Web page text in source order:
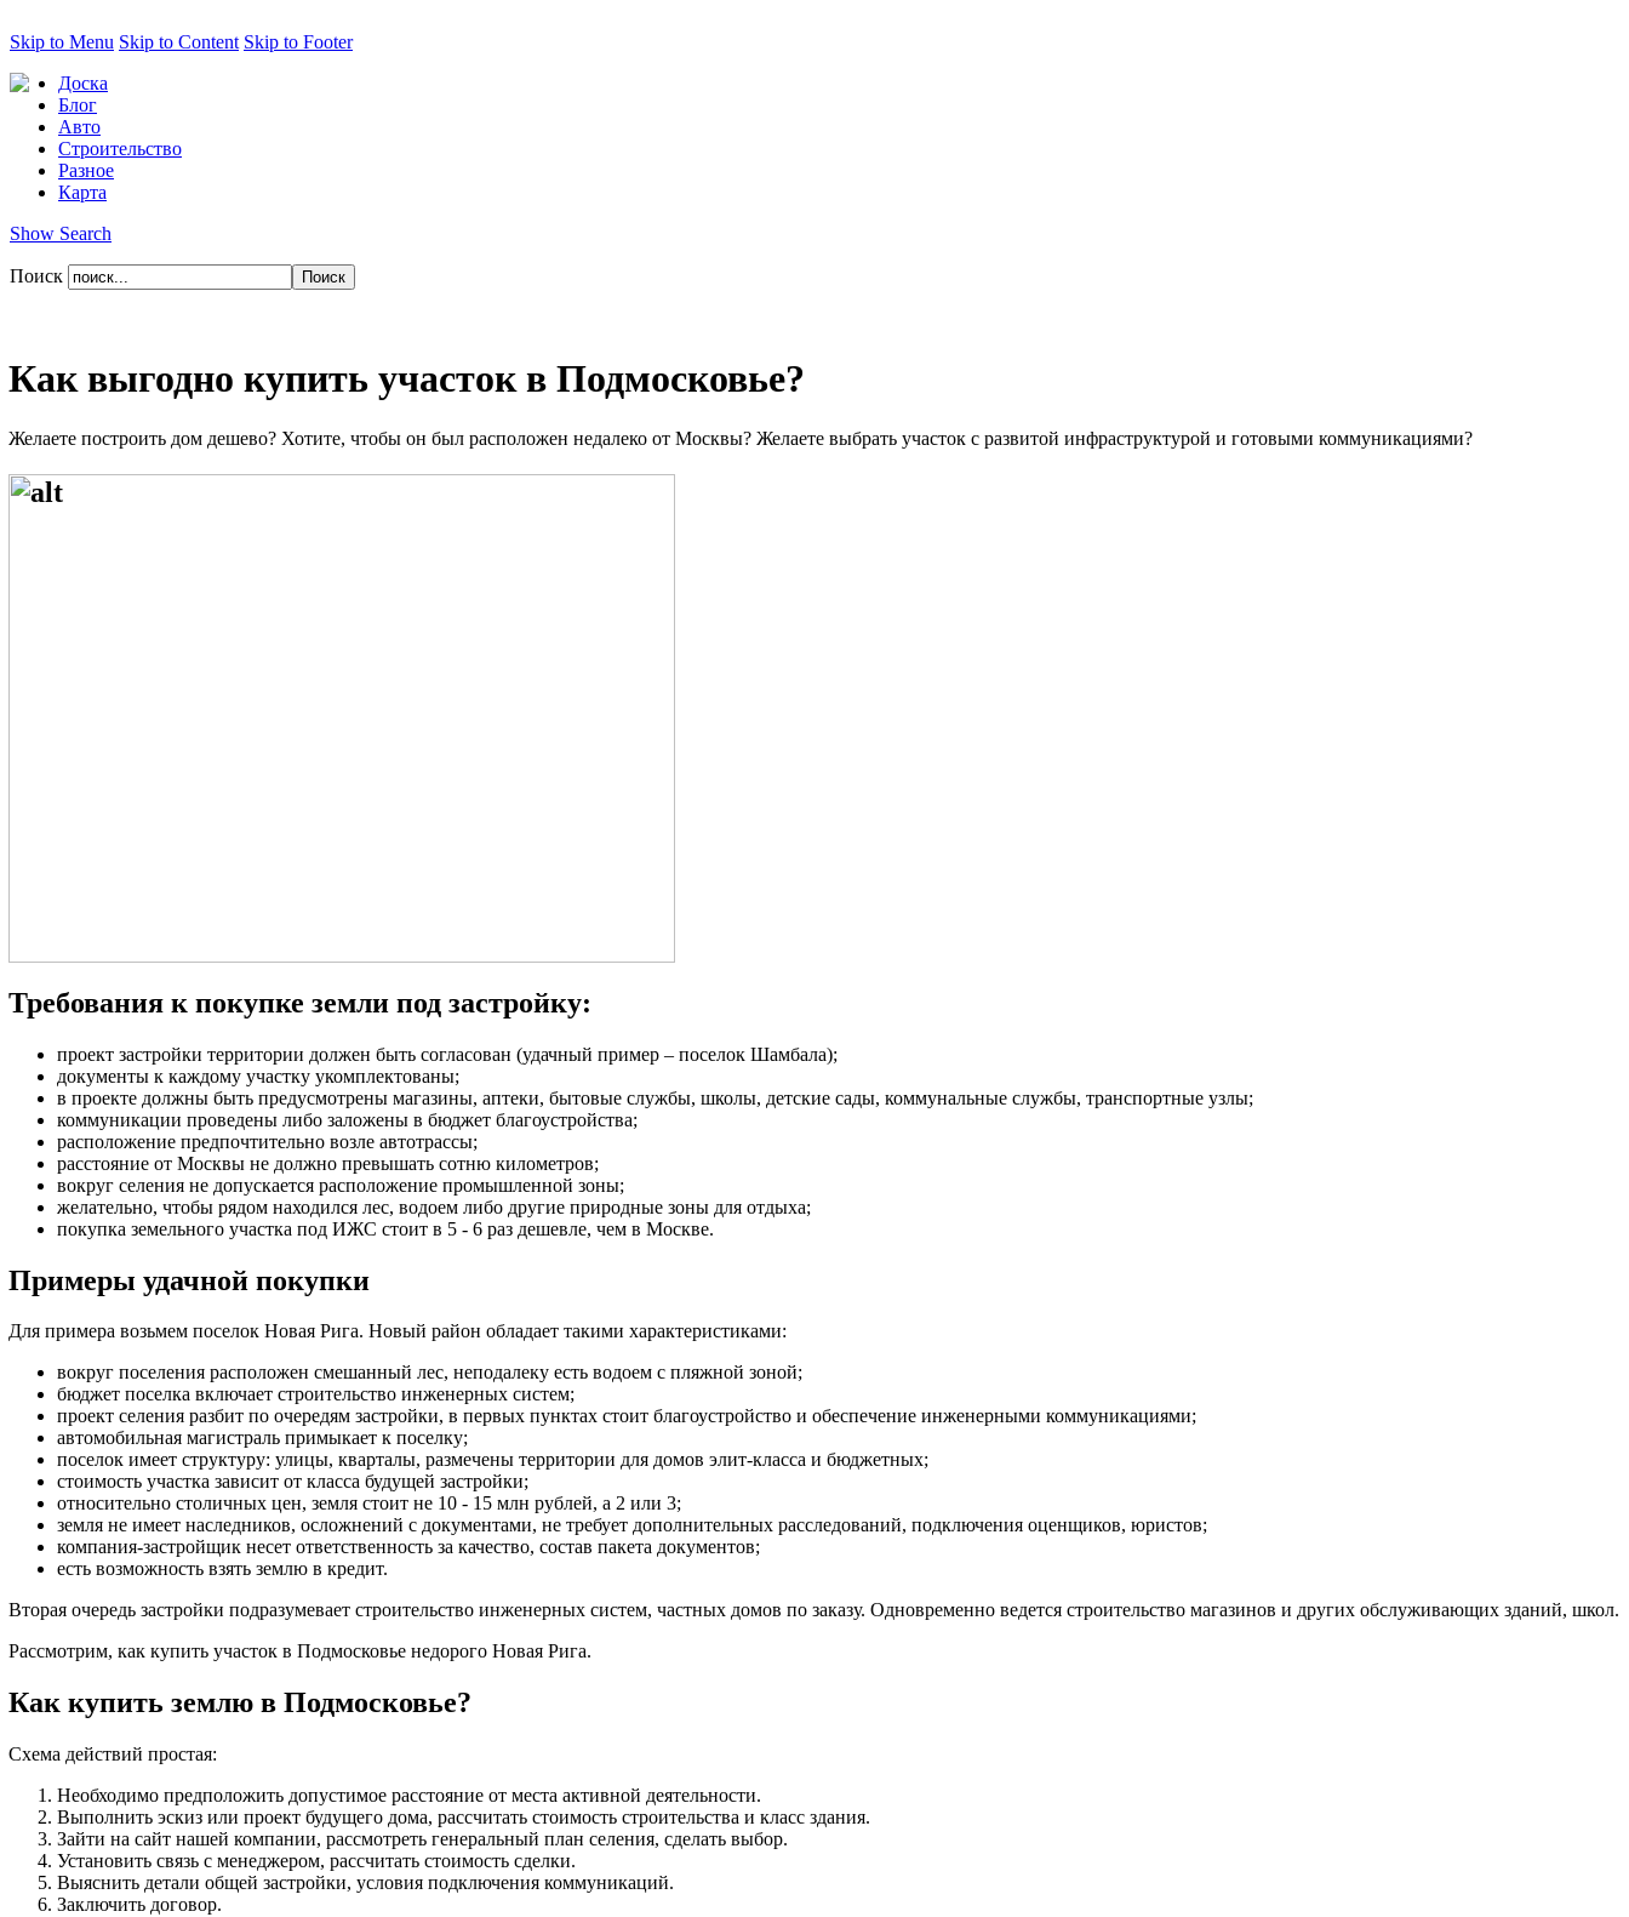
Skip to Menu Skip to Content Skip to Footer
Доска
Блог
Авто
Строительство
Разное
Карта
Show Search
Поиск
Как выгодно купить участок в Подмосковье?
Желаете построить дом дешево? Хотите, чтобы он был расположен недалеко от Москвы? Желаете выбрать участок с развитой инфраструктурой и готовыми коммуникациями?
Требования к покупке земли под застройку:
проект застройки территории должен быть согласован (удачный пример – поселок Шамбала);
документы к каждому участку укомплектованы;
в проекте должны быть предусмотрены магазины, аптеки, бытовые службы, школы, детские сады, коммунальные службы, транспортные узлы;
коммуникации проведены либо заложены в бюджет благоустройства;
расположение предпочтительно возле автотрассы;
расстояние от Москвы не должно превышать сотню километров;
вокруг селения не допускается расположение промышленной зоны;
желательно, чтобы рядом находился лес, водоем либо другие природные зоны для отдыха;
покупка земельного участка под ИЖС стоит в 5 - 6 раз дешевле, чем в Москве.
Примеры удачной покупки
Для примера возьмем поселок Новая Рига. Новый район обладает такими характеристиками:
вокруг поселения расположен смешанный лес, неподалеку есть водоем с пляжной зоной;
бюджет поселка включает строительство инженерных систем;
проект селения разбит по очередям застройки, в первых пунктах стоит благоустройство и обеспечение инженерными коммуникациями;
автомобильная магистраль примыкает к поселку;
поселок имеет структуру: улицы, кварталы, размечены территории для домов элит-класса и бюджетных;
стоимость участка зависит от класса будущей застройки;
относительно столичных цен, земля стоит не 10 - 15 млн рублей, а 2 или 3;
земля не имеет наследников, осложнений с документами, не требует дополнительных расследований, подключения оценщиков, юристов;
компания-застройщик несет ответственность за качество, состав пакета документов;
есть возможность взять землю в кредит.
Вторая очередь застройки подразумевает строительство инженерных систем, частных домов по заказу. Одновременно ведется строительство магазинов и других обслуживающих зданий, школ.
Рассмотрим, как купить участок в Подмосковье недорого Новая Рига.
Как купить землю в Подмосковье?
Схема действий простая:
Необходимо предположить допустимое расстояние от места активной деятельности.
Выполнить эскиз или проект будущего дома, рассчитать стоимость строительства и класс здания.
Зайти на сайт нашей компании, рассмотреть генеральный план селения, сделать выбор.
Установить связь с менеджером, рассчитать стоимость сделки.
Выяснить детали общей застройки, условия подключения коммуникаций.
Заключить договор.